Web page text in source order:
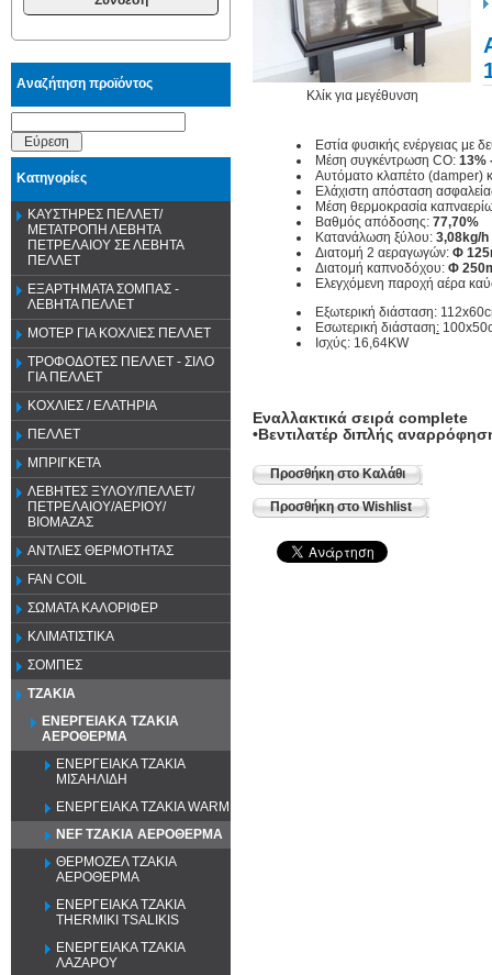
Αναζήτηση προϊόντος
Εύρεση
Κατηγορίες
ΚΑΥΣΤΗΡΕΣ ΠΕΛΛΕΤ/
ΜΕΤΑΤΡΟΠΗ ΛΕΒΗΤΑ
ΠΕΤΡΕΛΑΙΟΥ ΣΕ ΛΕΒΗΤΑ
ΠΕΛΛΕΤ
ΕΞΑΡΤΗΜΑΤΑ ΣΟΜΠΑΣ -
ΛΕΒΗΤΑ ΠΕΛΛΕΤ
ΜΟΤΕΡ ΓΙΑ ΚΟΧΛΙΕΣ ΠΕΛΛΕΤ
ΤΡΟΦΟΔΟΤΕΣ ΠΕΛΛΕΤ - ΣΙΛΟ
ΓΙΑ ΠΕΛΛΕΤ
ΚΟΧΛΙΕΣ / ΕΛΑΤΗΡΙΑ
ΠΕΛΛΕΤ
ΜΠΡΙΓΚΕΤΑ
ΛΕΒΗΤΕΣ ΞΥΛΟΥ/ΠΕΛΛΕΤ/
ΠΕΤΡΕΛΑΙΟΥ/ΑΕΡΙΟΥ/
ΒΙΟΜΑΖΑΣ
ΑΝΤΛΙΕΣ ΘΕΡΜΟΤΗΤΑΣ
FAN COIL
ΣΩΜΑΤΑ ΚΑΛΟΡΙΦΕΡ
ΚΛΙΜΑΤΙΣΤΙΚΑ
ΣΟΜΠΕΣ
ΤΖΑΚΙΑ
ΕΝΕΡΓΕΙΑΚΑ ΤΖΑΚΙΑ
ΑΕΡΟΘΕΡΜΑ
ΕΝΕΡΓΕΙΑΚΑ ΤΖΑΚΙΑ
ΜΙΣΑΗΛΙΔΗ
ΕΝΕΡΓΕΙΑΚΑ ΤΖΑΚΙΑ WARM
NEF ΤΖΑΚΙΑ ΑΕΡΟΘΕΡΜΑ
ΘΕΡΜΟΖΕΛ ΤΖΑΚΙΑ
ΑΕΡΟΘΕΡΜΑ
ΕΝΕΡΓΕΙΑΚΑ ΤΖΑΚΙΑ
THERMIKI TSALIKIS
ΕΝΕΡΓΕΙΑΚΑ ΤΖΑΚΙΑ
ΛΑΖΑΡΟΥ
Κλίκ για μεγέθυνση
Εστία φυσικής ενέργειας με
Μέση συγκέντρωση CO: 13%
Αυτόματο κλαπέτο (damper)
Ελάχιστη απόσταση
Μέση θερμοκρασία
Βαθμός απόδοσης: 77,70%
Κατανάλωση ξύλου: 3,08kg/h
Διατομή 2 αεραγωγών: Φ 125
Διατομή καπνοδόχου: Φ 250
Ελεγχόμενη παροχή αέρα
Εξωτερική διάσταση:
Εσωτερική διάσταση:
Ισχύς: 16,64KW
Εναλλακτικά σειρά complete
•Βεντιλατέρ διπλής
Προσθήκη στο Καλάθι
Προσθήκη στο Wishlist